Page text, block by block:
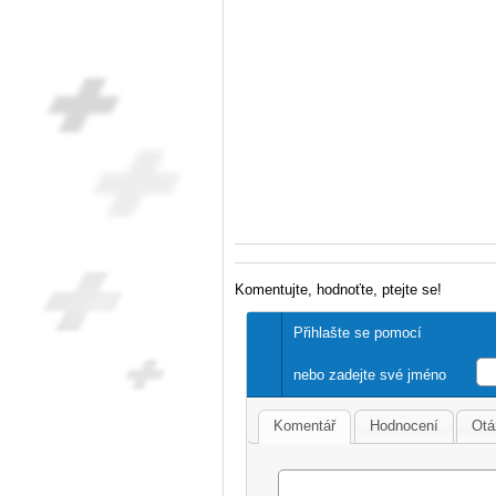
Komentujte, hodnoťte, ptejte se!
Přihlašte se pomocí
nebo zadejte své jméno
Komentář Hodnocení